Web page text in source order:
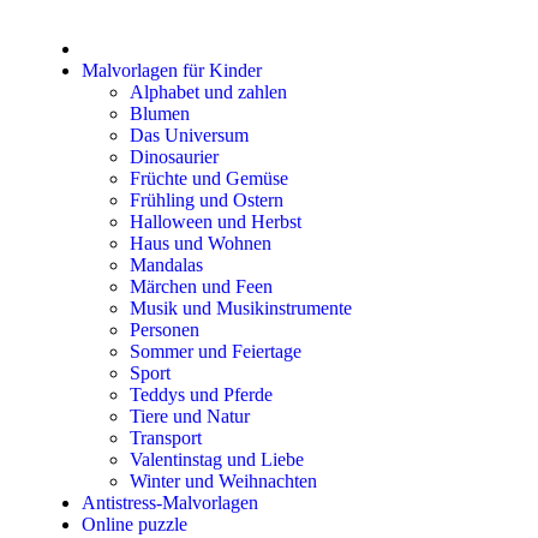
Malvorlagen für Kinder
Alphabet und zahlen
Blumen
Das Universum
Dinosaurier
Früchte und Gemüse
Frühling und Ostern
Halloween und Herbst
Haus und Wohnen
Mandalas
Märchen und Feen
Musik und Musikinstrumente
Personen
Sommer und Feiertage
Sport
Teddys und Pferde
Tiere und Natur
Transport
Valentinstag und Liebe
Winter und Weihnachten
Antistress-Malvorlagen
Online puzzle